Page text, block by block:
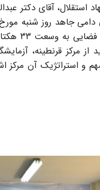
استقلال، آقای دکتر
مرکز قرنطینه،
آن مرکز